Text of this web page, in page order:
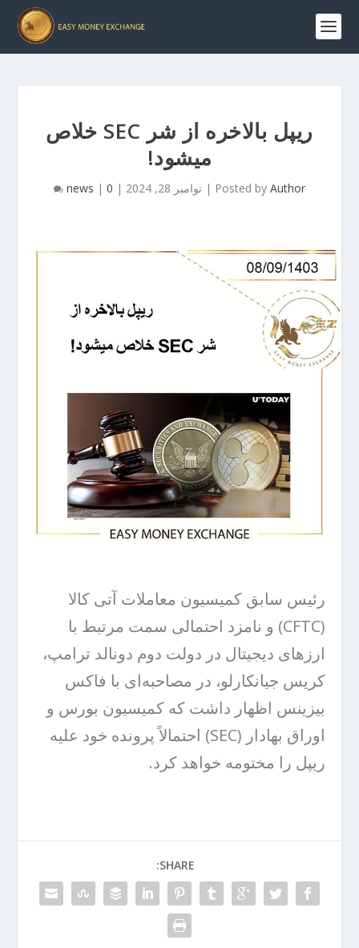
ریپل بالاخره از شر SEC خلاص
میشود!
Posted by Author
| نوامبر 28, 2024 |
news | 0
رئیس سابق کمیسیون معاملات آتی کالا
(CFTC) و نامزد احتمالی سمت مرتبط با
ارزهای دیجیتال در دولت دوم دونالد ترامپ،
کریس جیانکارلو، در مصاحبه‌ای با فاکس
بیزینس اظهار داشت که کمیسیون بورس و
اوراق بهادار (SEC) احتمالاً پرونده خود علیه
ریپل را مختومه خواهد کرد.
SHARE: